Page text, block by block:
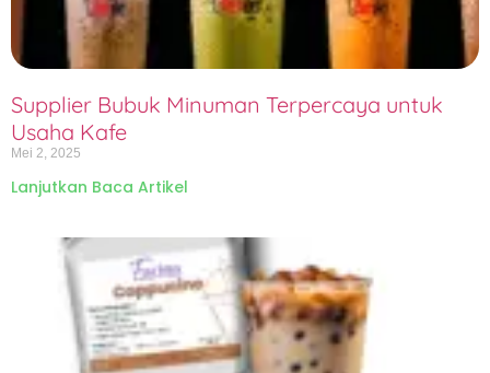
Supplier Bubuk Minuman Terpercaya untuk
Usaha Kafe
Mei 2, 2025
Lanjutkan Baca Artikel